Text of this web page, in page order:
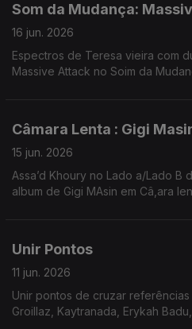
Som da Mudança:
16 jun. 2026
Espectros de Teresa vieira com
Massive Attack no Soim da
Câmara Lenta : Gigi
15 jun. 2026
Assa’d Khoury no Lado a/Lado B
album de Gigi MAsin em Câ,ara
Unir Pontos
11 jun. 2026
Unir pontos de cruzar referências
Groillaz, Kaytranada, Erykah